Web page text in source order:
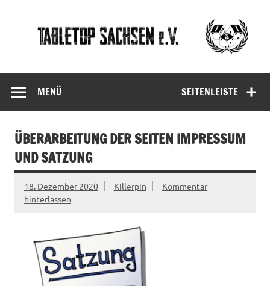
Sachsen
SEITENLEISTE
MENÜ
ÜBERARBEITUNG DER SEITEN IMPRESSUM
UND SATZUNG
18. Dezember 2020 Killerpin
Kommentar
hinterlassen